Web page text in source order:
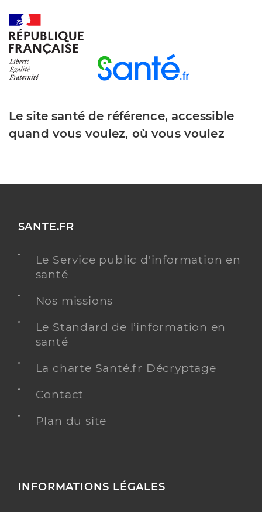
Le site santé de référence, accessible
quand vous voulez, où vous voulez
SANTE.FR
Le Service public d'information en
santé
Nos missions
Le Standard de l’information en
santé
La charte Santé.fr Décryptage
Contact
Plan du site
INFORMATIONS LÉGALES